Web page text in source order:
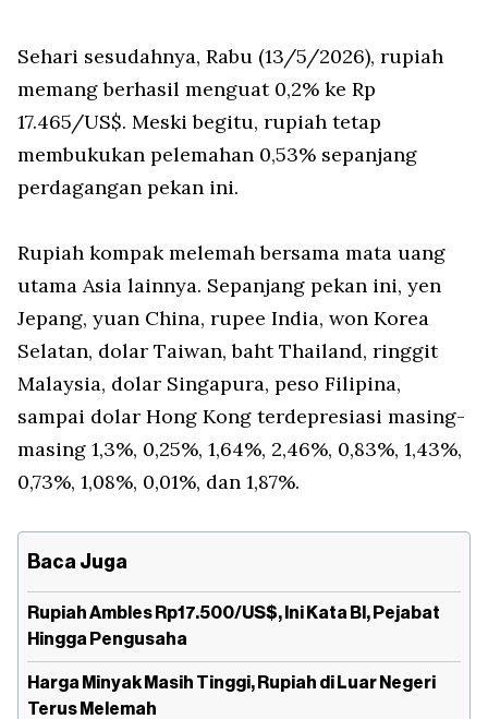
Sehari sesudahnya, Rabu (13/5/2026), rupiah
memang berhasil menguat 0,2% ke Rp
17.465/US$. Meski begitu, rupiah tetap
membukukan pelemahan 0,53% sepanjang
perdagangan pekan ini.
Rupiah kompak melemah bersama mata uang
utama Asia lainnya. Sepanjang pekan ini, yen
Jepang, yuan China, rupee India, won Korea
Selatan, dolar Taiwan, baht Thailand, ringgit
Malaysia, dolar Singapura, peso Filipina,
sampai dolar Hong Kong terdepresiasi masing-
masing 1,3%, 0,25%, 1,64%, 2,46%, 0,83%, 1,43%,
0,73%, 1,08%, 0,01%, dan 1,87%.
Baca Juga
Rupiah Ambles Rp17.500/US$, Ini Kata BI, Pejabat
Hingga Pengusaha
Harga Minyak Masih Tinggi, Rupiah di Luar Negeri
Terus Melemah